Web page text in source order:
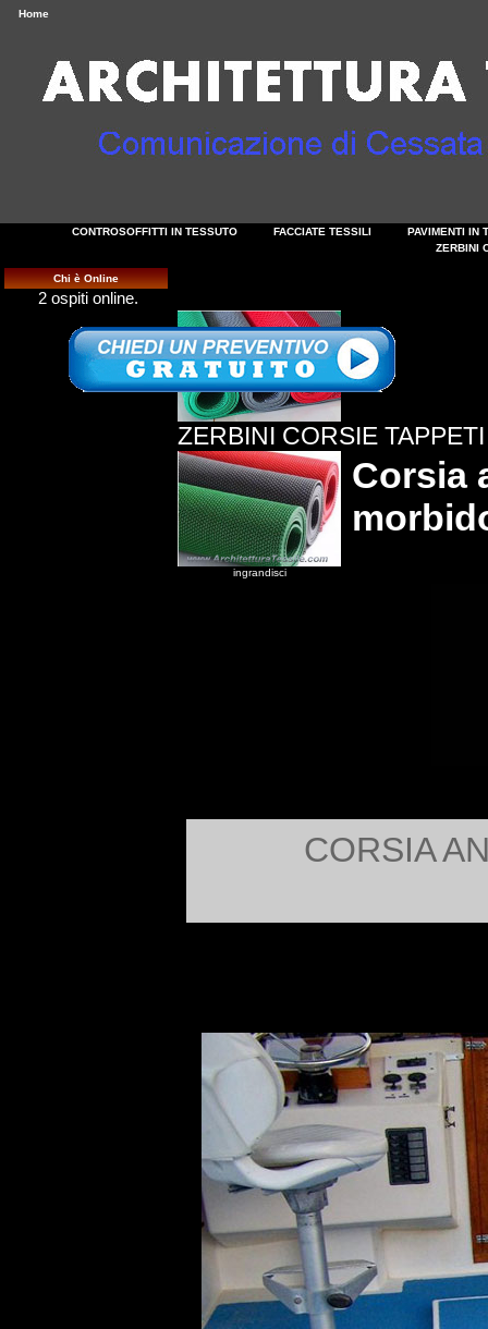
Home
CONTROSOFFITTI IN TESSUTO FACCIATE TESSILI
PAVIMENTI IN
ZERBINI
Chi è Online
2 ospiti online.
ZERBINI CORSIE
ingrandisci
Corsia
CORSIA